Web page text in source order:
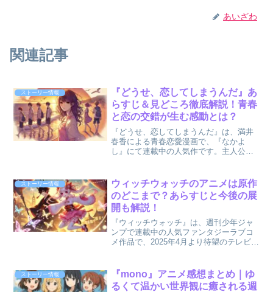
あいざわ
関連記事
ストーリー情報
『どうせ、恋してしまうんだ』あ
らすじ＆見どころ徹底解説！青春
と恋の交錯が生む感動とは？
『どうせ、恋してしまうんだ』は、満井
春香による青春恋愛漫画で、『なかよ
し』にて連載中の人気作です。主人公・
多くの読者を魅了しています。2025年に
はアニメ化・舞台化も...
ストーリー情報
ウィッチウォッチのアニメは原作
のどこまで？あらすじと今後の展
開も解説！
『ウィッチウォッチ』は、週刊少年ジャ
ンプで連載中の人気ファンタジーラブコ
メ作品で、2025年4月より待望のテレビア
らすじ 原作 どこまで」というキーワ
ードから、アニメの...
ストーリー情報
『mono』アニメ感想まとめ｜ゆ
るくて温かい世界観に癒される週